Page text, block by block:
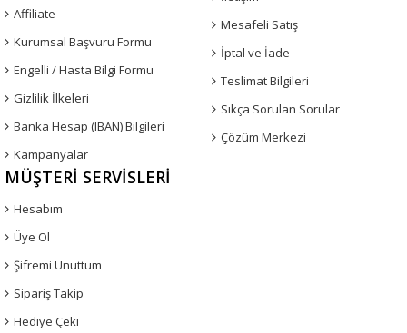
Affiliate
Kurumsal Başvuru Formu
Engelli / Hasta Bilgi Formu
Gizlilik İlkeleri
Banka Hesap (IBAN) Bilgileri
Kampanyalar
Mesafeli Satış
İptal ve İade
Teslimat Bilgileri
Sıkça Sorulan Sorular
Çözüm Merkezi
MÜŞTERI SERVISLERI
Hesabım
Üye Ol
Şifremi Unuttum
Sipariş Takip
Hediye Çeki